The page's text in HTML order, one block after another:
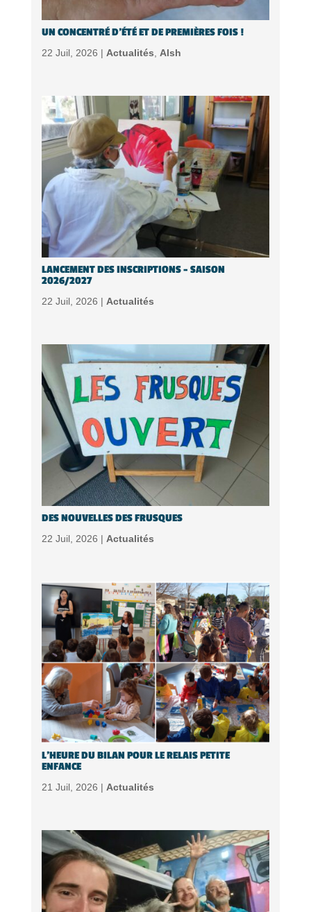
UN CONCENTRÉ D’ÉTÉ ET DE PREMIÈRES FOIS !
22 Juil, 2026 | Actualités Alsh
LANCEMENT DES INSCRIPTIONS – SAISON
2026/2027
22 Juil, 2026 | Actualités
DES NOUVELLES DES FRUSQUES
22 Juil, 2026 | Actualités
L’HEURE DU BILAN POUR LE RELAIS PETITE
ENFANCE
21 Juil, 2026 | Actualités